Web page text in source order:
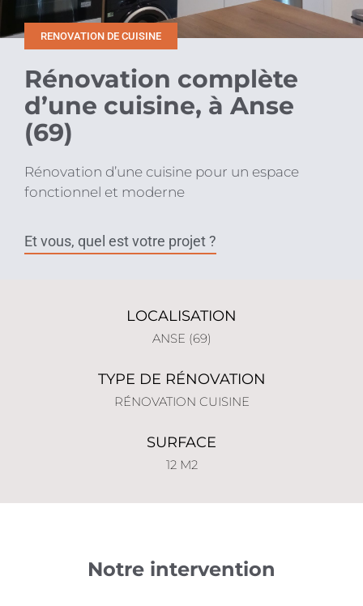
RENOVATION DE CUISINE
Rénovation complète
d’une cuisine, à Anse
(69)
Rénovation d’une cuisine pour un espace
fonctionnel et moderne
Et vous, quel est votre projet ?
LOCALISATION
ANSE (69)
TYPE DE RÉNOVATION
RÉNOVATION CUISINE
SURFACE
12 M2
Notre intervention